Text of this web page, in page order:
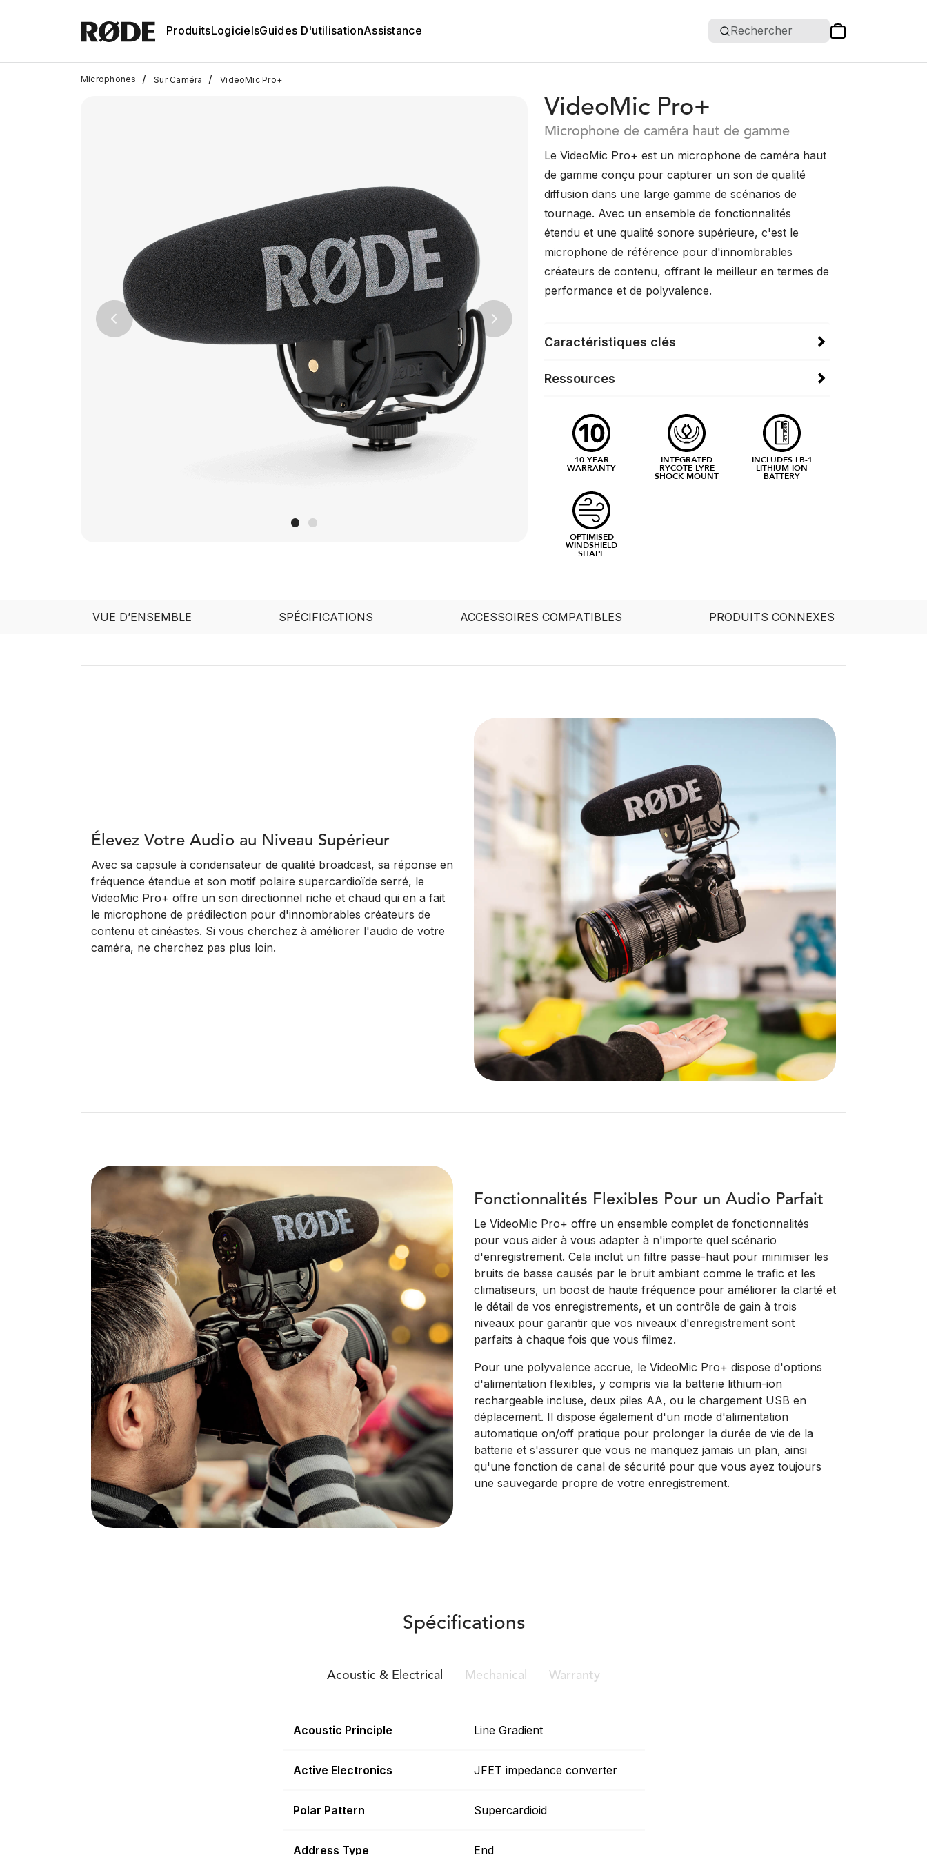
ProduitsLogicielsGuides D'utilisationAssistance Rechercher
Microphones / Sur Caméra / VideoMic Pro+
Previous Next
VideoMic Pro+
Microphone de caméra haut de gamme
Le VideoMic Pro+ est un microphone de caméra haut
de gamme conçu pour capturer un son de qualité
diffusion dans une large gamme de scénarios de
tournage. Avec un ensemble de fonctionnalités
étendu et une qualité sonore supérieure, c'est le
microphone de référence pour d'innombrables
créateurs de contenu, offrant le meilleur en termes de
performance et de polyvalence.
Caractéristiques clés
Ressources
10 YEAR
WARRANTY
INTEGRATED
RYCOTE LYRE
SHOCK MOUNT
INCLUDES LB-1
LITHIUM-ION
BATTERY
OPTIMISED
WINDSHIELD
SHAPE
VUE D’ENSEMBLE SPÉCIFICATIONS ACCESSOIRES COMPATIBLES PRODUITS CONNEXES
Élevez Votre Audio au Niveau Supérieur
Avec sa capsule à condensateur de qualité broadcast, sa réponse en
fréquence étendue et son motif polaire supercardioïde serré, le
VideoMic Pro+ offre un son directionnel riche et chaud qui en a fait
le microphone de prédilection pour d'innombrables créateurs de
contenu et cinéastes. Si vous cherchez à améliorer l'audio de votre
caméra, ne cherchez pas plus loin.
Fonctionnalités Flexibles Pour un Audio Parfait
Le VideoMic Pro+ offre un ensemble complet de fonctionnalités
pour vous aider à vous adapter à n'importe quel scénario
d'enregistrement. Cela inclut un filtre passe-haut pour minimiser les
bruits de basse causés par le bruit ambiant comme le trafic et les
climatiseurs, un boost de haute fréquence pour améliorer la clarté et
le détail de vos enregistrements, et un contrôle de gain à trois
niveaux pour garantir que vos niveaux d'enregistrement sont
parfaits à chaque fois que vous filmez.
Pour une polyvalence accrue, le VideoMic Pro+ dispose d'options
d'alimentation flexibles, y compris via la batterie lithium-ion
rechargeable incluse, deux piles AA, ou le chargement USB en
déplacement. Il dispose également d'un mode d'alimentation
automatique on/off pratique pour prolonger la durée de vie de la
batterie et s'assurer que vous ne manquez jamais un plan, ainsi
qu'une fonction de canal de sécurité pour que vous ayez toujours
une sauvegarde propre de votre enregistrement.
Spécifications
Acoustic & Electrical Mechanical Warranty
Acoustic Principle Line Gradient
Active Electronics JFET impedance converter
Polar Pattern Supercardioid
Address Type End